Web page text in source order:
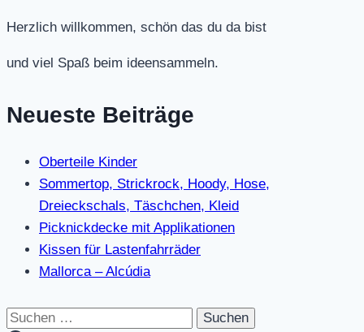
Herzlich willkommen, schön das du da bist
und viel Spaß beim ideensammeln.
Neueste Beiträge
Oberteile Kinder
Sommertop, Strickrock, Hoody, Hose,
Dreieckschals, Täschchen, Kleid
Picknickdecke mit Applikationen
Kissen für Lastenfahrräder
Mallorca – Alcúdia
Suchen